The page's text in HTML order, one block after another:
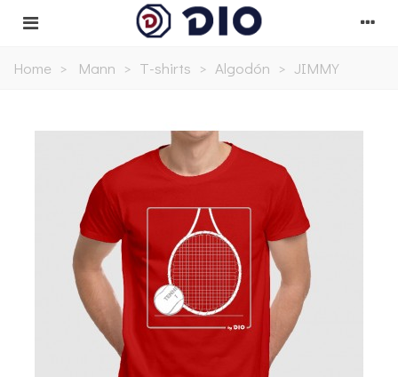
Home > Mann > T-shirts > Algodón > JIMMY